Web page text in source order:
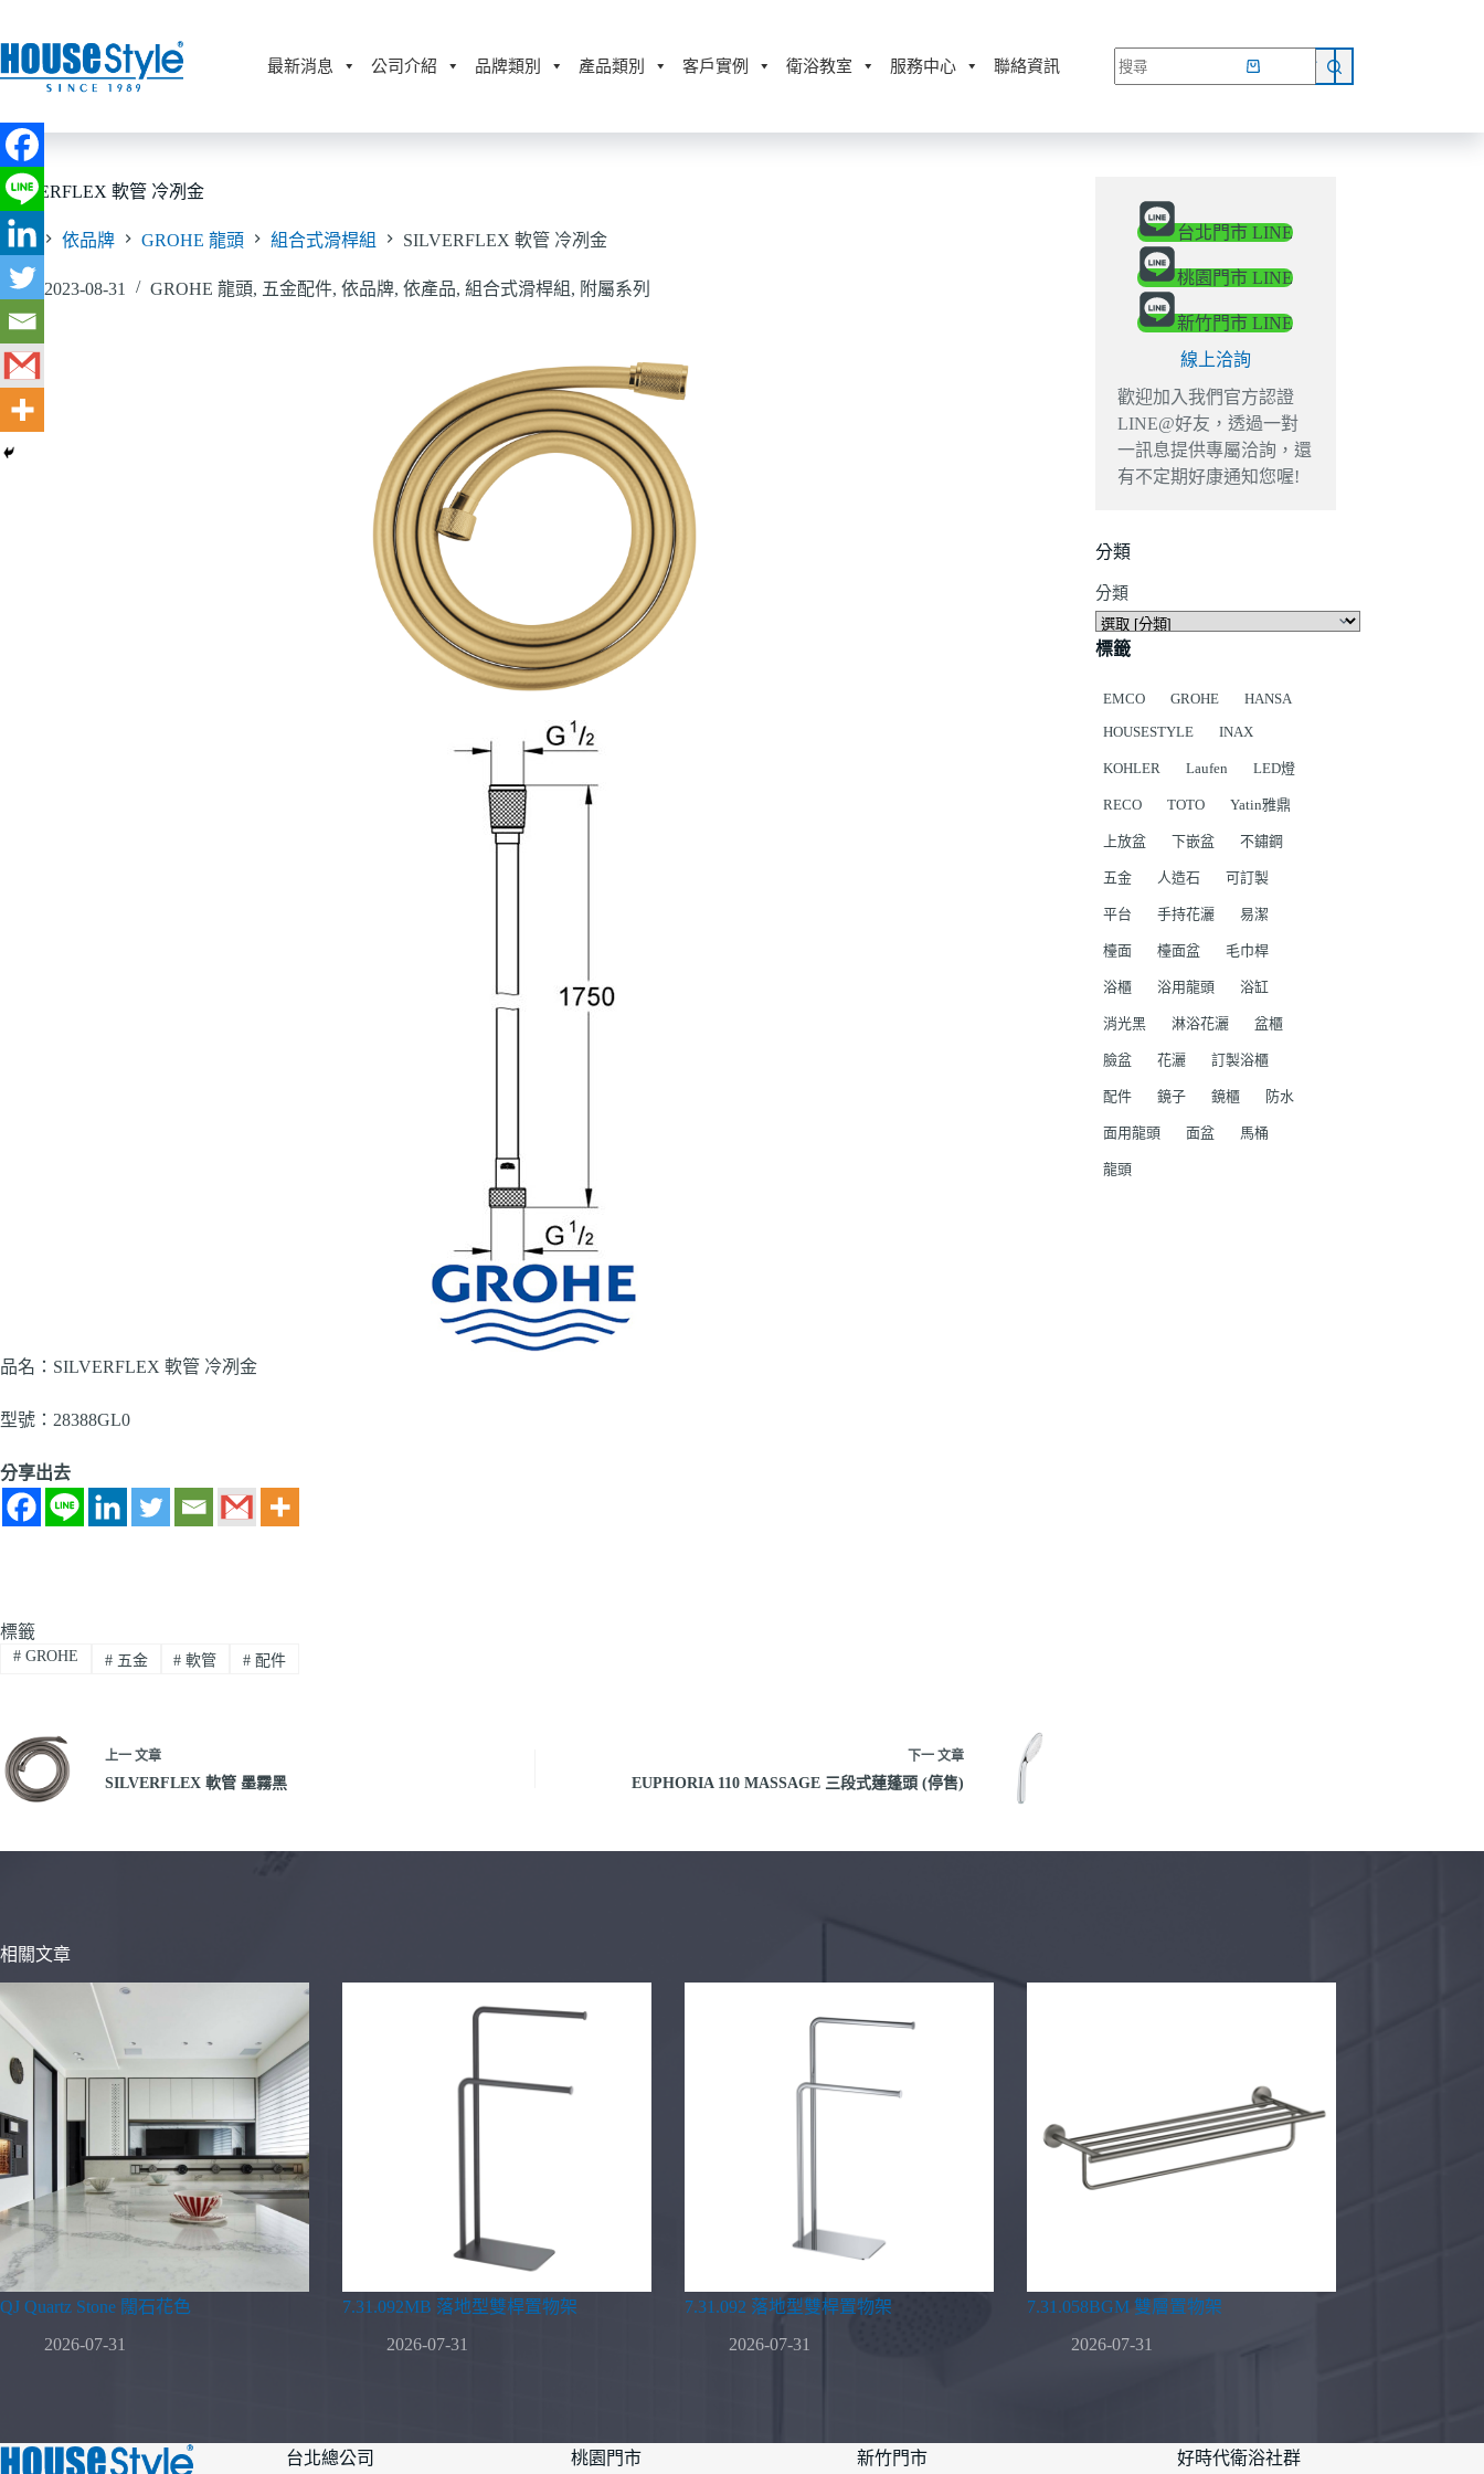
至
主
內
容
最新消息 公司介紹 品牌類別 產品類別 客戶實例 衛浴教室 服務中心 聯絡資訊 網路商店
SILVERFLEX 軟管 冷冽金
首頁 依品牌 GROHE 龍頭 組合式滑桿組 SILVERFLEX 軟管 冷冽金
2023-08-31 GROHE 龍頭, 五金配件, 依品牌, 依產品, 組合式滑桿組, 附屬系列
品名：SILVERFLEX 軟管 冷冽金
型號：28388GL0
分享出去
標籤
#GROHE #五金 # 軟管 # 配件
上一 文章
SILVERFLEX 軟管 墨霧黑
下一 文章
EUPHORIA 110 MASSAGE 三段式蓮蓬頭 (停售)
台北門市 LINE
桃園門市 LINE
新竹門市 LINE
線上洽詢
歡迎加入我們官方認證
LINE@好友，透過一對
一訊息提供專屬洽詢，還
有不定期好康通知您喔!
分類
分類
標籤
EMCO GROHE
HANSA
HOUSESTYLE
INAX
KOHLER Laufen LED燈
RECO TOTO Yatin雅鼎
上放盆 下嵌盆 不鏽鋼
五金 人造石 可訂製
平台 手持花灑 易潔
檯面 檯面盆 毛巾桿
浴櫃 浴用龍頭 浴缸
消光黑 淋浴花灑 盆櫃
臉盆 花灑 訂製浴櫃
配件 鏡子 鏡櫃 防水
面用龍頭 面盆 馬桶
龍頭
相關文章
QJ Quartz Stone 闊石花色
2026-07-31
7.31.092MB 落地型雙桿置物架
2026-07-31
7.31.092 落地型雙桿置物架
2026-07-31
7.31.058BGM 雙層置物架
2026-07-31
台北總公司 桃園門市 新竹門市 好時代衛浴社群